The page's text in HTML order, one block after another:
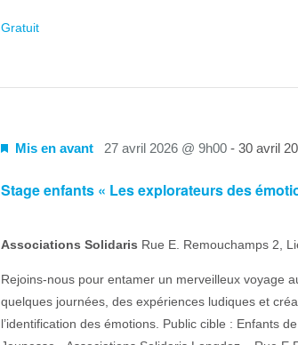
Gratuit
Stage enfants « Les explorateurs des
Mis en avant 27 avril 2026 @ 9h00- 30 avril
Associations Solidaris Rue E. Remouchamps 2,
Rejoins-nous pour entamer un merveilleux voyage
quelques journées, des expériences ludiques et
l’identification des émotions. Public cible : Enfants